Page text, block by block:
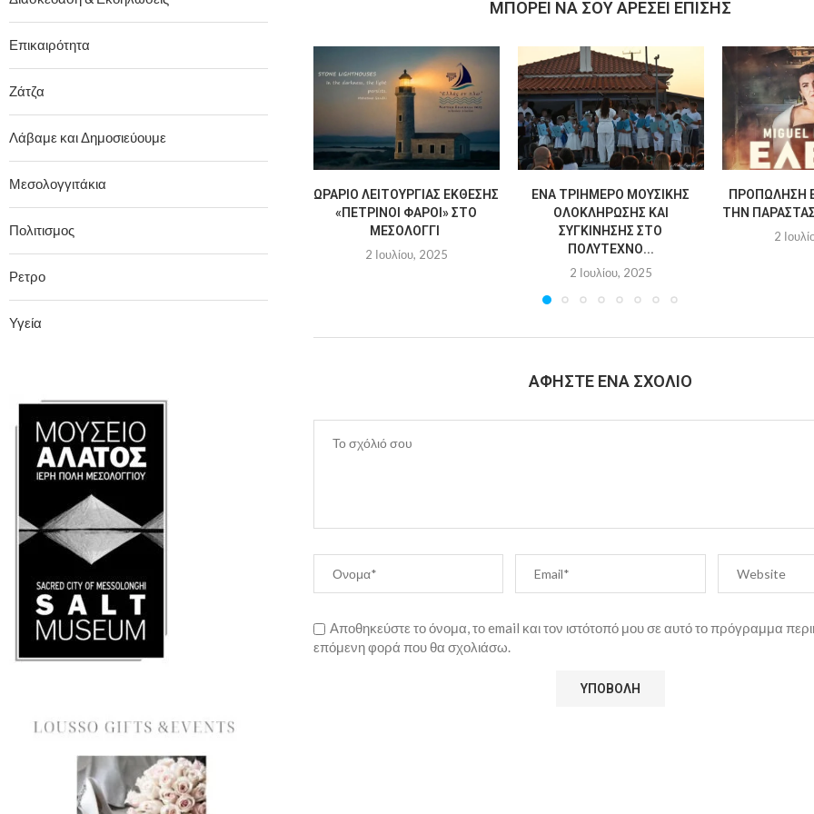
MΠΟΡΕΊ ΝΑ ΣΟΥ ΑΡΈΣΕΙ ΕΠΊΣΗΣ
ΩΡΆΡΙΟ ΛΕΙΤΟΥΡΓΊΑΣ ΈΚΘΕΣΗΣ
«ΠΈΤΡΙΝΟΙ ΦΆΡΟΙ» ΣΤΟ
ΜΕΣΟΛΌΓΓΙ
2 Ιουλίου, 2025
ΈΝΑ ΤΡΙΉΜΕΡΟ ΜΟΥΣΙΚΉΣ
ΟΛΟΚΛΉΡΩΣΗΣ ΚΑΙ
ΣΥΓΚΊΝΗΣΗΣ ΣΤΟ
ΠΟΛΎΤΕΧΝΟ...
2 Ιουλίου, 2025
ΠΡΟΠΏΛΗΣΗ
ΤΗΝ
2
ΑΦΉΣΤΕ ΈΝΑ ΣΧΌΛΙΟ
Αποθηκεύστε το όνομα, το email και τον ιστότοπό μου σε αυτό το πρόγραμμα
επόμενη φορά που θα σχολιάσω.
Επικαιρότητα
Ζάτζα
Λάβαμε και Δημοσιεύουμε
Μεσολογγιτάκια
Πολιτισμος
Ρετρο
Υγεία